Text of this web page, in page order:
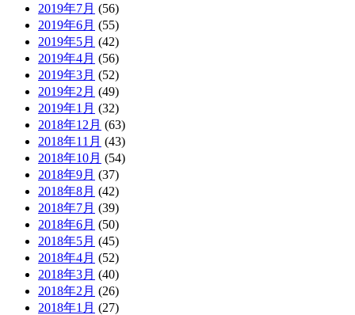
2019年7月 (56)
2019年6月 (55)
2019年5月 (42)
2019年4月 (56)
2019年3月 (52)
2019年2月 (49)
2019年1月 (32)
2018年12月 (63)
2018年11月 (43)
2018年10月 (54)
2018年9月 (37)
2018年8月 (42)
2018年7月 (39)
2018年6月 (50)
2018年5月 (45)
2018年4月 (52)
2018年3月 (40)
2018年2月 (26)
2018年1月 (27)